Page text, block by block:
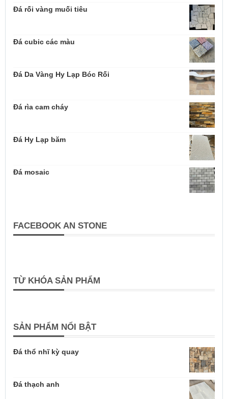
Đá rối vàng muối tiêu
Đá cubic các màu
Đá Da Vàng Hy Lạp Bóc Rối
Đá rìa cam cháy
Đá Hy Lạp băm
Đá mosaic
FACEBOOK AN STONE
TỪ KHÓA SẢN PHẨM
SẢN PHẨM NỔI BẬT
Đá thổ nhĩ kỳ quay
Đá thạch anh